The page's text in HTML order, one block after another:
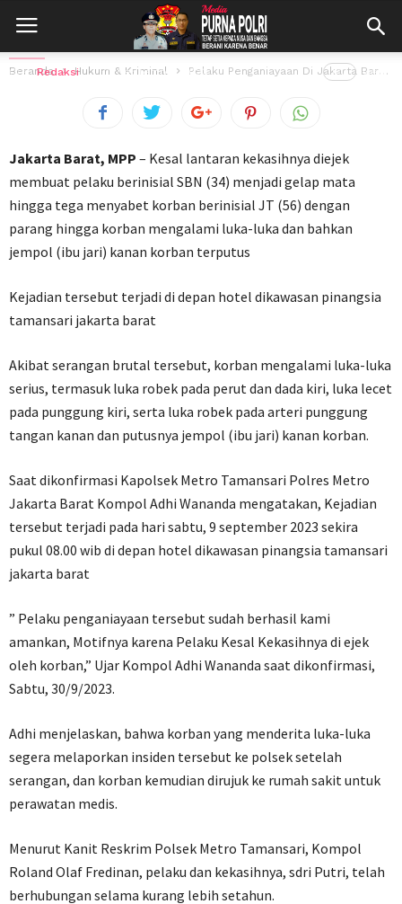
Beranda Hukum & Kriminal Pelaku Penganiayaan Di Jakarta Barat Berhasil Diamankan Polisi, Ini Motifnya….
Pelaku Penganiayaan Di Jakarta Barat
Berhasil Diamankan Polisi, Ini Motifnya….
Oleh Redaksi 30 September 2023 170 views
Jakarta Barat, MPP – Kesal lantaran kekasihnya diejek
membuat pelaku berinisial SBN (34) menjadi gelap mata
hingga tega menyabet korban berinisial JT (56) dengan
parang hingga korban mengalami luka-luka dan bahkan
jempol (ibu jari) kanan korban terputus
Kejadian tersebut terjadi di depan hotel dikawasan pinangsia
tamansari jakarta barat
Akibat serangan brutal tersebut, korban mengalami luka-luka
serius, termasuk luka robek pada perut dan dada kiri, luka lecet
pada punggung kiri, serta luka robek pada arteri punggung
tangan kanan dan putusnya jempol (ibu jari) kanan korban.
Saat dikonfirmasi Kapolsek Metro Tamansari Polres Metro
Jakarta Barat Kompol Adhi Wananda mengatakan, Kejadian
tersebut terjadi pada hari sabtu, 9 september 2023 sekira
pukul 08.00 wib di depan hotel dikawasan pinangsia tamansari
jakarta barat
” Pelaku penganiayaan tersebut sudah berhasil kami
amankan, Motifnya karena Pelaku Kesal Kekasihnya di ejek
oleh korban,” Ujar Kompol Adhi Wananda saat dikonfirmasi,
Sabtu, 30/9/2023.
Adhi menjelaskan, bahwa korban yang menderita luka-luka
segera melaporkan insiden tersebut ke polsek setelah
serangan, dan korban kemudian dirujuk ke rumah sakit untuk
perawatan medis.
Menurut Kanit Reskrim Polsek Metro Tamansari, Kompol
Roland Olaf Fredinan, pelaku dan kekasihnya, sdri Putri, telah
berhubungan selama kurang lebih setahun.